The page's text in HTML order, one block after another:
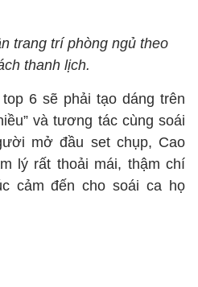
trang trí phòng ngủ theo
thanh lịch.
6 sẽ phải tạo dáng trên
và tương tác cùng soái
mở đầu set chụp, Cao
lý rất thoải mái, thậm chí
cảm đến cho soái ca họ